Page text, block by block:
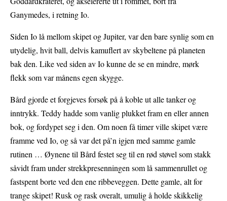
Ganymedes, i retning Io.
Siden Io lå mellom skipet og Jupiter, var den bare synlig som en
utydelig, hvit ball, delvis kamuflert av skybeltene på planeten
bak den. Like ved siden av Io kunne de se en mindre, mørk
flekk som var månens egen skygge.
Bård gjorde et forgjeves forsøk på å koble ut alle tanker og
inntrykk. Teddy hadde som vanlig plukket fram en eller annen
bok, og fordypet seg i den. Om noen få timer ville skipet være
framme ved Io, og så var det på’n igjen med samme gamle
rutinen … Øynene til Bård festet seg til en rød støvel som stakk
såvidt fram under strekkpresenningen som lå sammenrullet og
fastspent borte ved den ene ribbeveggen. Dette gamle, alt for
trange skipet! Rusk og rask overalt, umulig å holde skikkelig